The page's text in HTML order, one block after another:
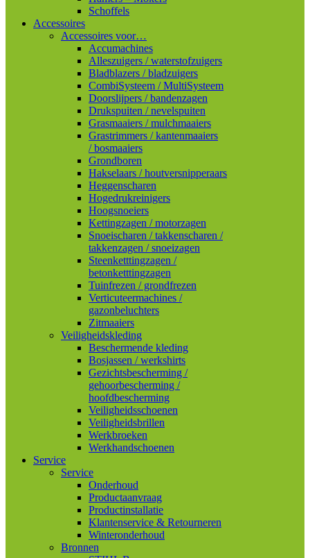
Schoffels
Accessoires
Accessoires voor…
Accumachines
Alleszuigers / waterstofzuigers
Bladblazers / bladzuigers
CombiSysteem / MultiSysteem
Doorslijpers / bandenzagen
Drukspuiten / nevelspuiten
Grasmaaiers / mulchmaaiers
Grastrimmers / kantenmaaiers
/ bosmaaiers
Grondboren
Hakselaars / houtversnipperaars
Heggenscharen
Hogedrukreinigers
Hoogsnoeiers
Kettingzagen / motorzagen
Snoeischaren / takkenscharen /
takkenzagen / snoeizagen
Steenketttingzagen /
betonketttingzagen
Tuinfrezen / grondfrezen
Verticuteermachines /
gazonbeluchters
Zitmaaiers
Veiligheidskleding
Beschermende kleding
Bosjassen / werkshirts
Gezichtsbescherming /
gehoorbescherming /
hoofdbescherming
Veiligheidsschoenen
Veiligheidsbrillen
Werkbroeken
Werkhandschoenen
Service
Service
Onderhoud
Productaanvraag
Productinstallatie
Klantenservice & Retourneren
Winteronderhoud
Bronnen